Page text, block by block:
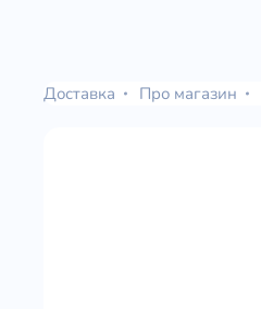
Доставка Про магазин